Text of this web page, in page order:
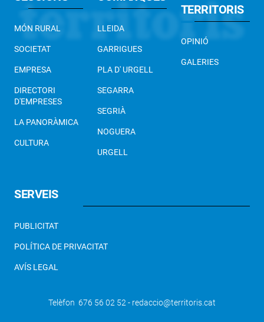
MÓN RURAL
SOCIETAT
EMPRESA
DIRECTORI
D'EMPRESES
LA PANORÀMICA
CULTURA
LLEIDA
GARRIGUES
PLA D' URGELL
SEGARRA
SEGRIÀ
NOGUERA
URGELL
TERRITORIS
OPINIÓ
GALERIES
SERVEIS
PUBLICITAT
POLÍTICA DE PRIVACITAT
AVÍS LEGAL
Telèfon 676 56 02 52 - redaccio@territoris.cat